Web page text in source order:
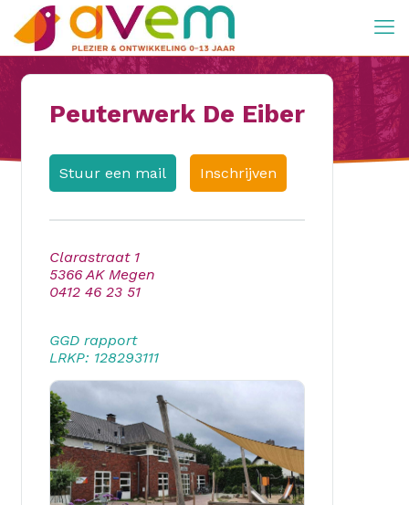
Peuterwerk De Eiber
Stuur een mail Inschrijven
Clarastraat 1
5366 AK Megen
0412 46 23 51
GGD rapport
LRKP: 128293111